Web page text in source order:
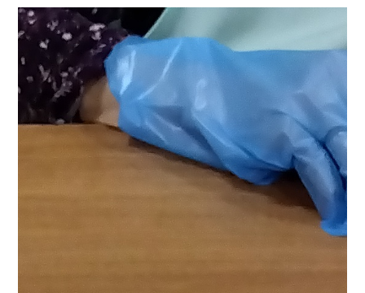
思うけど、何か不安・・。など終活に関してのセミナー
です。参加費は無料！エンディングノートもプレゼント
いたします。参加の申し込みは以下URLからもできま
す。電話での受付も可能です。
https://www.magokoro-
w.com/contactぜひ、お気軽にご参加を頂ければと思い
ます！ よろしくお願い致します。